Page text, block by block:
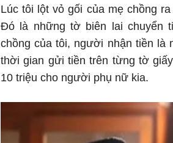
Lúc tôi lột vỏ gối của mẹ chồng
Đó là những tờ biên lai chuyển
chồng của tôi, người nhận tiền
thời gian gửi tiền trên từng tờ
10 triệu cho người phụ nữ kia.